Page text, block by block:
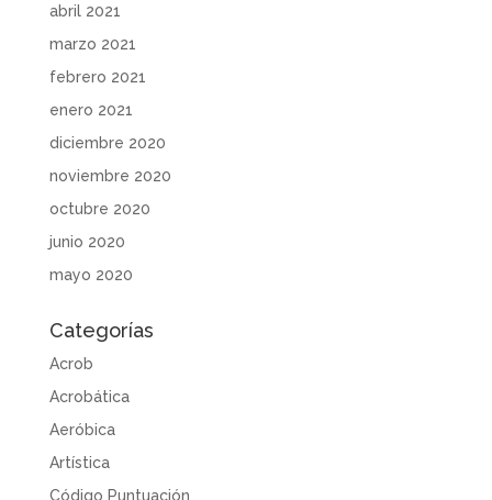
abril 2021
marzo 2021
febrero 2021
enero 2021
diciembre 2020
noviembre 2020
octubre 2020
junio 2020
mayo 2020
Categorías
Acrob
Acrobática
Aeróbica
Artística
Código Puntuación